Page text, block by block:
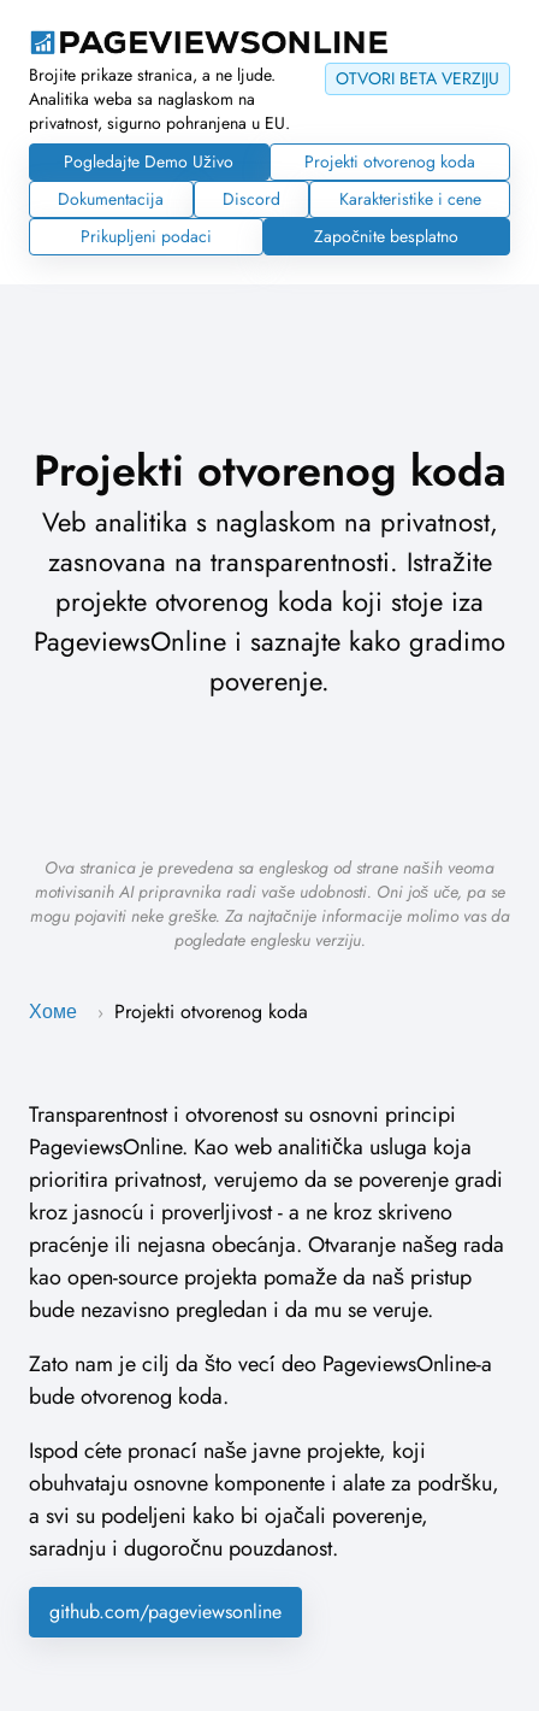
OTVORI BETA VERZIJU
Brojite prikaze stranica, a ne ljude.
Analitika weba sa naglaskom na
privatnost, sigurno pohranjena u EU.
Pogledajte Demo Uživo
Projekti otvorenog koda
Dokumentacija
Discord
Karakteristike i cene
Prikupljeni podaci
Započnite besplatno
Projekti otvorenog koda
Veb analitika s naglaskom na privatnost,
zasnovana na transparentnosti. Istražite
projekte otvorenog koda koji stoje iza
PageviewsOnline i saznajte kako gradimo
poverenje.
Ova stranica je prevedena sa engleskog od strane naših veoma
motivisanih AI pripravnika radi vaše udobnosti. Oni još uče, pa se
mogu pojaviti neke greške. Za najtačnije informacije molimo vas da
pogledate englesku verziju.
Хоме › Projekti otvorenog koda
Transparentnost i otvorenost su osnovni principi
PageviewsOnline. Kao web analitička usluga koja
prioritira privatnost, verujemo da se poverenje gradi
kroz jasnoću i proverljivost - a ne kroz skriveno
praćenje ili nejasna obećanja. Otvaranje našeg rada
kao open-source projekta pomaže da naš pristup
bude nezavisno pregledan i da mu se veruje.
Zato nam je cilj da što veći deo PageviewsOnline-a
bude otvorenog koda.
Ispod ćete pronaći naše javne projekte, koji
obuhvataju osnovne komponente i alate za podršku,
a svi su podeljeni kako bi ojačali poverenje,
saradnju i dugoročnu pouzdanost.
github.com/pageviewsonline